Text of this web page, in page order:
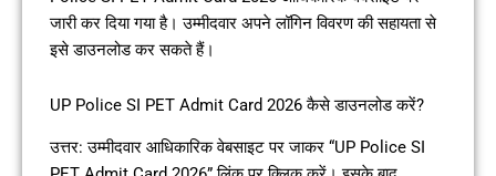
जारी कर दिया गया है। उम्मीदवार अपने लॉगिन विवरण की सहायता से
इसे डाउनलोड कर सकते हैं।
UP Police SI PET Admit Card 2026 कैसे डाउनलोड करें?
उत्तर: उम्मीदवार आधिकारिक वेबसाइट पर जाकर “UP Police SI